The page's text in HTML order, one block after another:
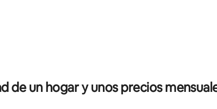
4.8 de 5; 5 evaluaciones
de un hogar y unos precios